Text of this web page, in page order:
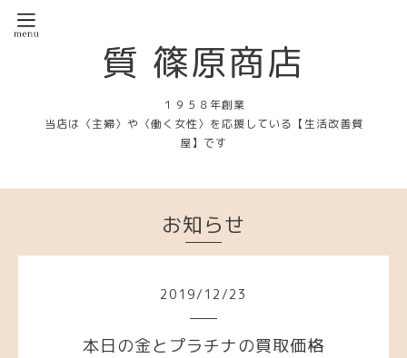
質 篠原商店
１９５８年創業
当店は〈主婦〉や〈働く女性〉を応援している【生活改善質
屋】です
お知らせ
2019/ 12/23
本日の金とプラチナの買取価格